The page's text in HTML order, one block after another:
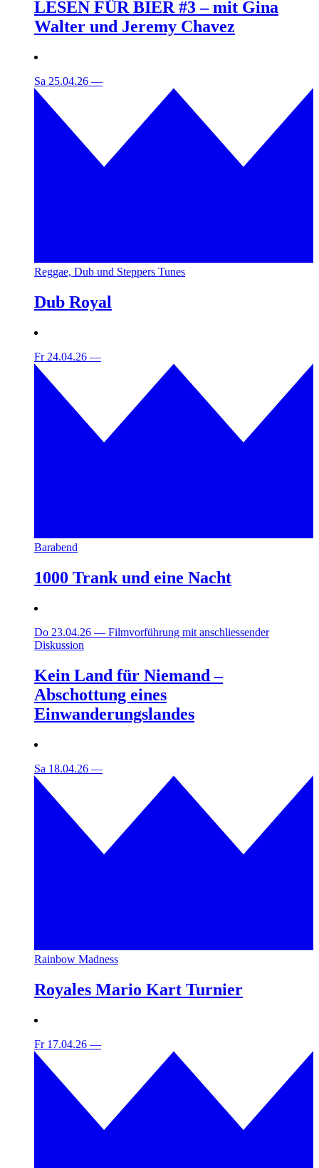
LESEN FÜR BIER #3 – mit Gina
Walter und Jeremy Chavez
Sa 25.04.26 —
Reggae, Dub und Steppers Tunes
Dub Royal
Fr 24.04.26 —
Barabend
1000 Trank und eine Nacht
Do 23.04.26 — Filmvorführung mit anschliessender
Diskussion
Kein Land für Niemand –
Abschottung eines
Einwanderungslandes
Sa 18.04.26 —
Rainbow Madness
Royales Mario Kart Turnier
Fr 17.04.26 —